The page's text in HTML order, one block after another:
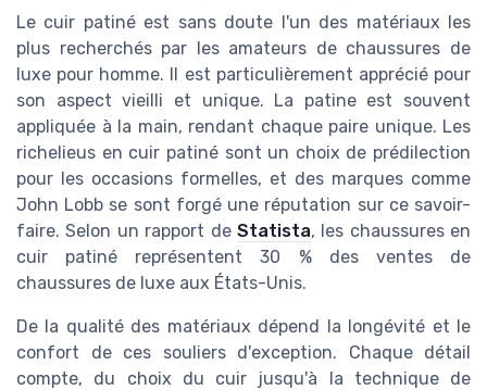
Le cuir patiné est sans doute l'un des matériaux les
plus recherchés par les amateurs de chaussures de
luxe pour homme. Il est particulièrement apprécié pour
son aspect vieilli et unique. La patine est souvent
appliquée à la main, rendant chaque paire unique. Les
richelieus en cuir patiné sont un choix de prédilection
pour les occasions formelles, et des marques comme
John Lobb se sont forgé une réputation sur ce savoir-
faire. Selon un rapport de Statista, les chaussures en
cuir patiné représentent 30 % des ventes de
chaussures de luxe aux États-Unis.
De la qualité des matériaux dépend la longévité et le
confort de ces souliers d'exception. Chaque détail
compte, du choix du cuir jusqu'à la technique de